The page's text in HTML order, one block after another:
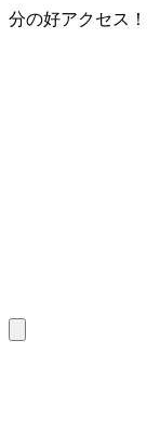
分の好アクセス！